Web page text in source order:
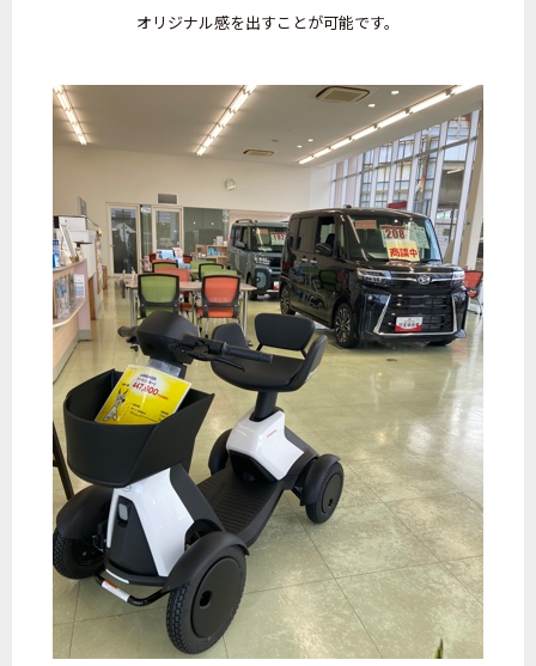
オリジナル感を出すことが可能です。